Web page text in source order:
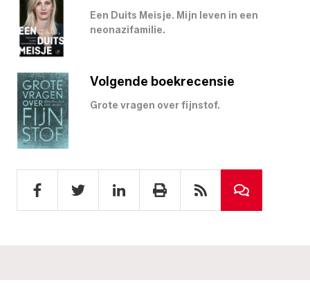
Een Duits Meisje. Mijn leven in een
neonazifamilie.
Volgende boekrecensie
Grote vragen over fijnstof.